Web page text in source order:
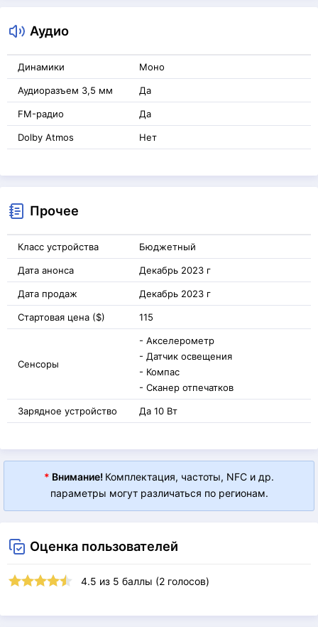
Аудио
Динамики Моно
Аудиоразъем 3,5 мм Да
FM-радио Да
Dolby Atmos Нет
Прочее
Класс устройства Бюджетный
Дата анонса Декабрь 2023 г
Дата продаж Декабрь 2023 г
Стартовая цена ($) 115
Сенсоры
- Акселерометр
- Датчик освещения
- Компас
- Сканер отпечатков
Зарядное устройство Да 10 Вт
* Внимание! Комплектация, частоты, NFC и др.
параметры могут различаться по регионам.
Оценка пользователей
4.5 из 5 баллы (2 голосов)